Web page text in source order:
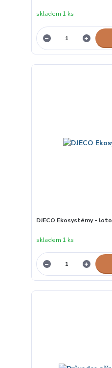
skladem 1 ks
DJECO Ekosystémy - loto
skladem 1 ks